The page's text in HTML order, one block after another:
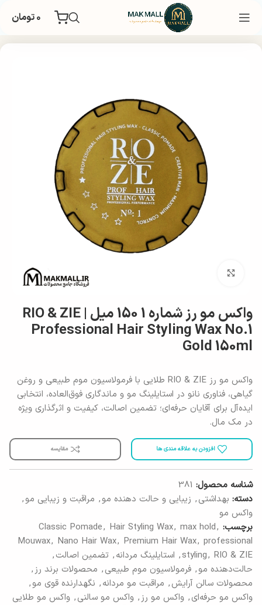
۰تومان
مراقبت و زیبایی مو
واکس مو رز شماره 1 150 میل | RIO & ZIE
Professional Hair Styling Wax No.1
Gold 150ml
واکس مو رز RIO & ZIE طلایی با فرمولاسیون موم طبیعی و روغن
گیاهی، فناوری نانو در استایلینگ مو و ماندگاری فوق‌العاده، انتخابی
ایده‌آل برای آقایان حرفه‌ای؛ تضمین اصالت، کیفیت و اثرگذاری ویژه
در مک مال.
افزودن به علاقه مندی ها مقایسه
شناسه محصول: 381
دسته: بهداشتی, زیبایی و حالت دهنده مو, مراقبت و زیبایی مو,
واکس مو
برچسب:
Classic Pomade, Hair Styling Wax, max hold,
Mouwax, Nano Hair Wax, Premium Hair Wax, professional
styling, RIO & ZIE
, استایلینگ مردانه, تضمین اصالت,
حالت‌دهنده مو, فرمولاسیون موم طبیعی, محصولات برند رز,
محصولات سالن آرایش, مراقبت مو مردانه, نگهدارنده قوی مو,
واکس مو حرفه‌ای, واکس مو رز, واکس مو سالنی, واکس مو طلایی